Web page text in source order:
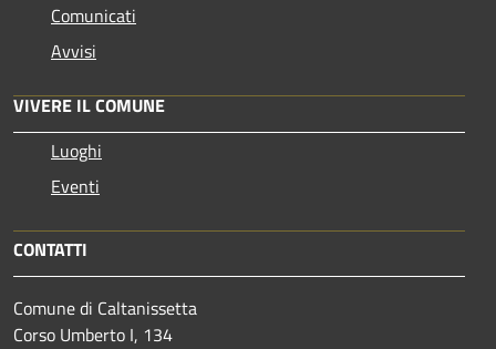
Comunicati
Avvisi
VIVERE IL COMUNE
Luoghi
Eventi
CONTATTI
Comune di Caltanissetta
Corso Umberto I, 134